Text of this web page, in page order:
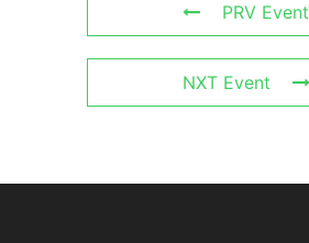
PRV Event
NXT Event